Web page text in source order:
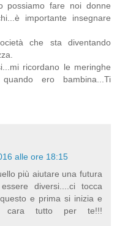
possiamo fare noi donne
importante insegnare
che sta diventando
ricordano le meringhe
ero bambina...Ti
alle ore 18:15
più aiutare una futura
diversi....ci tocca
e prima si inizia e
cara tutto per te!!!